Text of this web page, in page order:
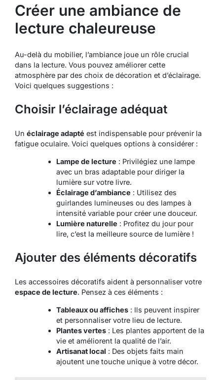
Créer une ambiance de
lecture chaleureuse
Au-delà du mobilier, l’ambiance joue un rôle crucial
dans la lecture. Vous pouvez améliorer cette
atmosphère par des choix de décoration et d’éclairage.
Voici quelques suggestions :
Choisir l’éclairage adéquat
Un éclairage adapté est indispensable pour prévenir la
fatigue oculaire. Voici quelques options à considérer :
Lampe de lecture : Privilégiez une lampe
avec un bras adaptable pour diriger la
lumière sur votre livre.
Éclairage d’ambiance : Utilisez des
guirlandes lumineuses ou des lampes à
intensité variable pour créer une douceur.
Lumière naturelle : Profitez du jour pour
lire, c’est la meilleure source de lumière !
Ajouter des éléments décoratifs
Les accessoires décoratifs aident à personnaliser votre
espace de lecture. Pensez à ces éléments :
Tableaux ou affiches: Ils peuvent inspirer
et personnaliser votre lieu de lecture.
Plantes vertes: Les plantes apportent de la
vie et améliorent la qualité de l’air.
Artisanat local : Des objets faits main
ajoutent une touche unique à votre décor.